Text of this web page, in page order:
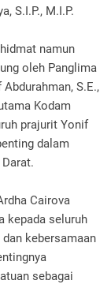
S.I.P., M.I.P.
namun
oleh Panglima
S.E.,
Kodam
prajurit Yonif
dalam
Cairova
kepada seluruh
kebersamaan
sebagai